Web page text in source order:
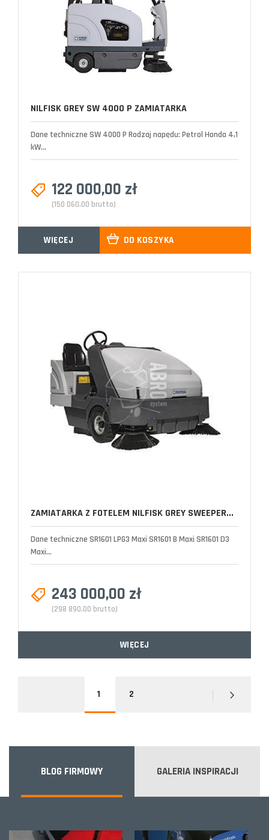
NILFISK GREY SW 4000 P ZAMIATARKA
Dane techniczne SW 4000 P Rodzaj napędu: Petrol Honda 4,1
kW...
122 000,00 zł
(150 060,00 brutto)
WIĘCEJ DO KOSZYKA
ZAMIATARKA Z FOTELEM NILFISK GREY SWEEPER...
Dane techniczne SR1601 LPG3 Maxi SR1601 B Maxi SR1601 D3
Maxi...
243 000,00 zł
(298 890,00 brutto)
WIĘCEJ
1 2
BLOG FIRMOWY GALERIA INSPIRACJI